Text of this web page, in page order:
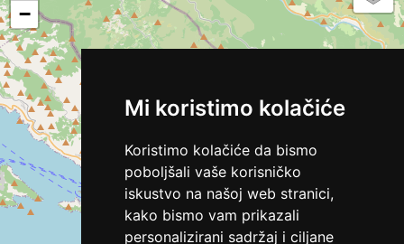
Mi koristimo kolačiće
Koristimo kolačiće da bismo
poboljšali vaše korisničko
iskustvo na našoj web stranici,
kako bismo vam prikazali
personalizirani sadržaj i ciljane
−